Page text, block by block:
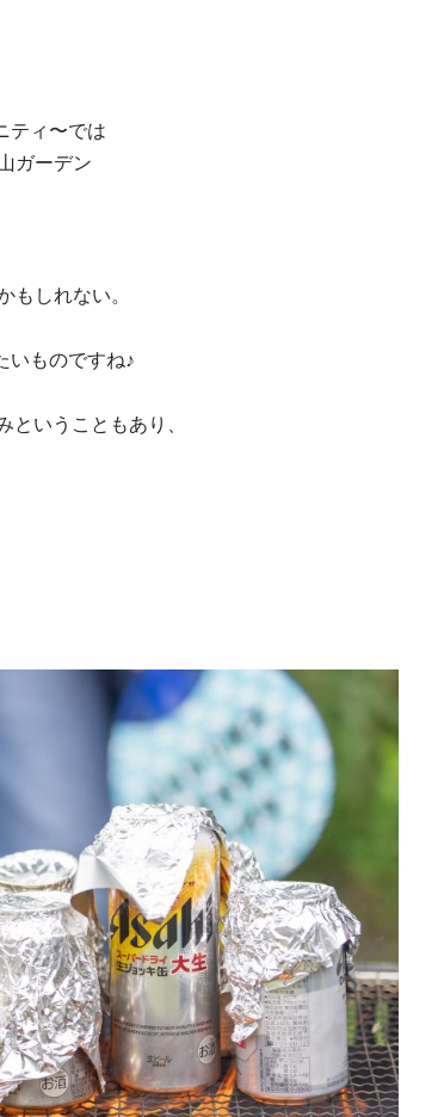
ティ〜では
ガーデン
しれない。
いものですね♪
いうこともあり、